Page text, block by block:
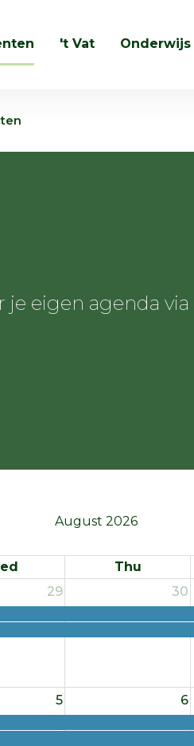
't Vat Onderwijs
eigen agenda via
August 2026
Thu
29 30
5 6